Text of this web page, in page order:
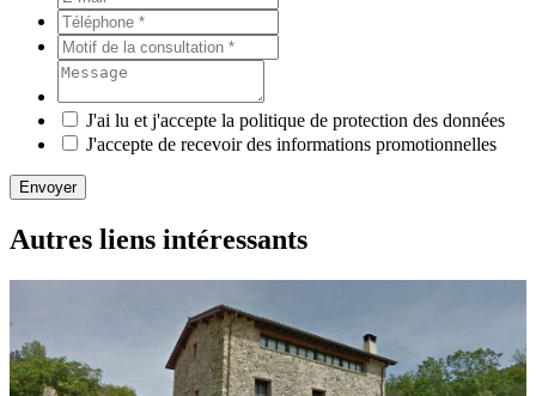
J'ai lu et j'accepte la politique de protection des données
J'accepte de recevoir des informations promotionnelles
Envoyer
Autres liens intéressants